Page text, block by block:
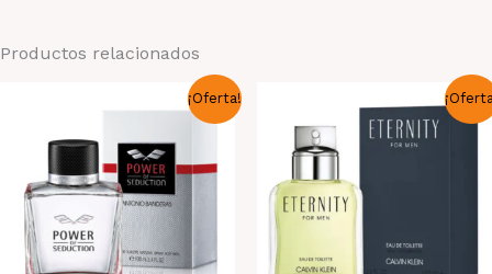
Productos relacionados
¡Oferta!